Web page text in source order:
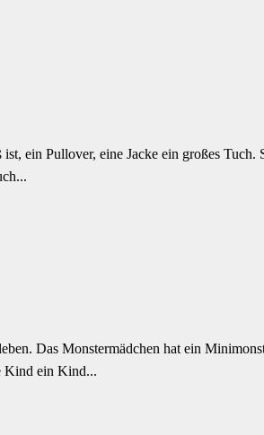
ein Pullover, eine Jacke ein großes Tuch.
Das Monstermädchen hat ein
Kind ein Kind...